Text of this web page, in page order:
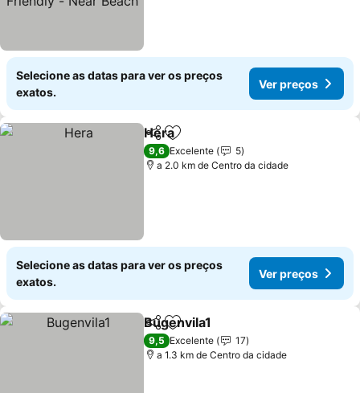
Selecione as datas para ver os preços
exatos.
Ver preços
PartilharAdicionar aos favoritos
Hera
9,6 Excelente
5
a 2.0 km de Centro da cidade
Selecione as datas para ver os preços
exatos.
Ver preços
PartilharAdicionar aos favoritos
Bugenvila1
9,5 Excelente
17
a 1.3 km de Centro da cidade